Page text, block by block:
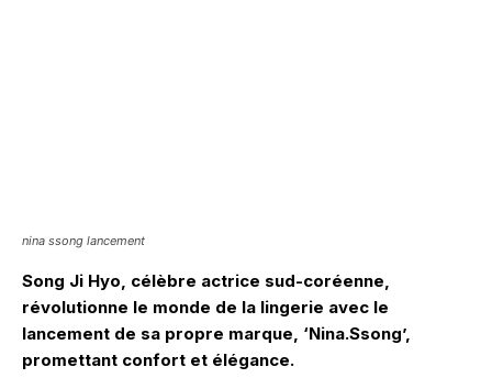
nina ssong lancement
Song Ji Hyo, célèbre actrice sud-coréenne,
révolutionne le monde de la lingerie avec le
lancement de sa propre marque, ‘Nina.Ssong’,
promettant confort et élégance.